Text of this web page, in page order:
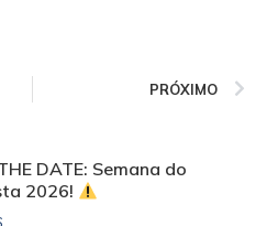
PRÓXIMO
DATE: Semana do
2026!